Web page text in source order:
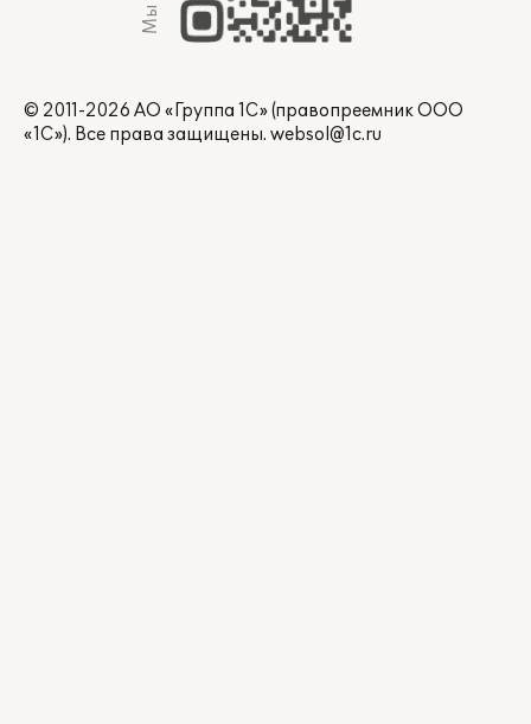
© 2011-2026 АО «Группа 1С» (правопреемник ООО
«1С»). Все права защищены. websol@1c.ru